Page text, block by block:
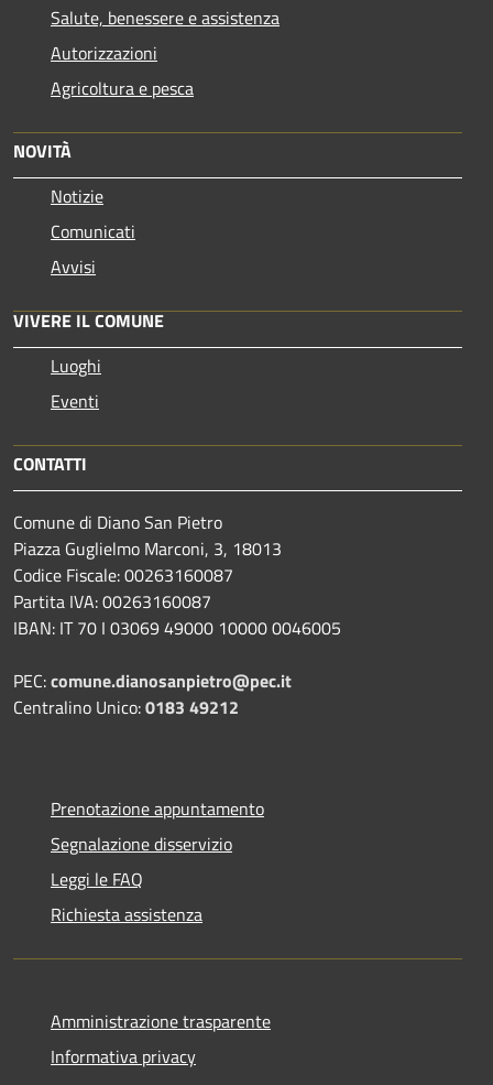
Salute, benessere e assistenza
Autorizzazioni
Agricoltura e pesca
NOVITÀ
Notizie
Comunicati
Avvisi
VIVERE IL COMUNE
Luoghi
Eventi
CONTATTI
Comune di Diano San Pietro
Piazza Guglielmo Marconi, 3, 18013
Codice Fiscale: 00263160087
Partita IVA: 00263160087
IBAN: IT 70 I 03069 49000 10000 0046005
PEC:comune.dianosanpietro@pec.it
Centralino Unico:0183 49212
Prenotazione appuntamento
Segnalazione disservizio
Leggi le FAQ
Richiesta assistenza
Amministrazione trasparente
Informativa privacy